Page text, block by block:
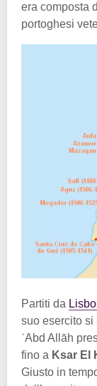
era composta
portoghesi
Partiti da
suo esercito si
ʿAbd Allāh
fino a Ksar El
Giusto in